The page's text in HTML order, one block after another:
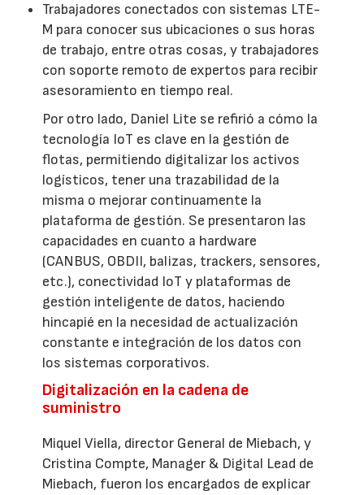
Trabajadores conectados con sistemas LTE-
M para conocer sus ubicaciones o sus horas
de trabajo, entre otras cosas, y trabajadores
con soporte remoto de expertos para recibir
asesoramiento en tiempo real.
Por otro lado, Daniel Lite se refirió a cómo la
tecnología IoT es clave en la gestión de
flotas, permitiendo digitalizar los activos
logísticos, tener una trazabilidad de la
misma o mejorar continuamente la
plataforma de gestión. Se presentaron las
capacidades en cuanto a hardware
(CANBUS, OBDII, balizas, trackers, sensores,
etc.), conectividad IoT y plataformas de
gestión inteligente de datos, haciendo
hincapié en la necesidad de actualización
constante e integración de los datos con
los sistemas corporativos.
Digitalización en la cadena de
suministro
Miquel Viella, director General de Miebach, y
Cristina Compte, Manager & Digital Lead de
Miebach, fueron los encargados de explicar